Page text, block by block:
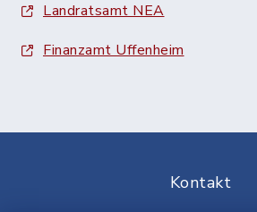
Landratsamt NEA
Finanzamt Uffenheim
Kontakt